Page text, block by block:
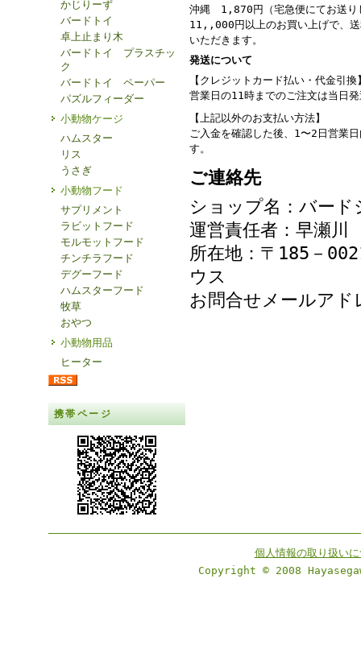
かじりーず
バードトイ
卓上止まり木
バードトイ プラスチッ
ク
バードトイ ペーパー
パズルフィーダー
小動物ケージ
ハムスター
リス
うさぎ
小動物フード
サプリメント
ラビットフード
モルモットフード
チンチラフード
デグーフード
ハムスターフード
牧草
おやつ
小動物用品
ヒーター
携帯ページ
沖縄 1,870円（宅急便にてお送り
11,,000円以上のお買い上げで、送
いただきます。
発送について
【クレジットカード払い・代金引換
営業日の11時までのご注文は当日
【上記以外のお支払い方法】
ご入金を確認した後、1〜2日営業
す。
ご連絡先
ショップ名：バー
運営責任者：早瀬
所在地：〒185－
ウス
お問合せメールア
個人情報の取り扱い
Copyright © 2008